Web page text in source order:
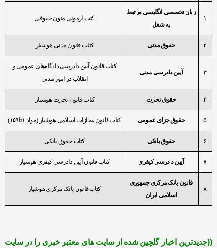
۱
زبان تخصصی انگلیسیمرتبط
به شغل
کتب آزمونی متون حقوقی
۲ حقوق مدنی کتاب قانون مدنی هوشیار
۳ آیین دادرسی مدنی
کتاب قانون آیین دادرسی دادگاه‌های عمومی و
انقلاب در امور مدنی
۴ حقوق تجارت کتاب قانون تجارت هوشیار
۵ حقوق جزای عمومی کتاب قانون مجازات اسلامی هوشیار (مواد ۱تا۱۵۹)
۶ حقوق بانکی کتاب حقوق بانکی
۷ آیین دادرسی کیفری کتاب قانون آیین دادرسی کیفری هوشیار
۸
قانون بانک مرکزی جمهوری
اسلامی ایران
کتاب قانون بانک مرکزی هوشیار
((جدیدترین اخبار گلچین شده از سایت های معتبر خبری را در سایت